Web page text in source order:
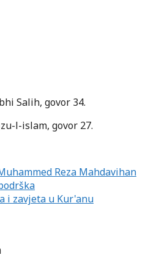
Salih, govor 34.
l-islam, govor 27.
Reza Mahdavihan
i zavjeta u Kur'anu